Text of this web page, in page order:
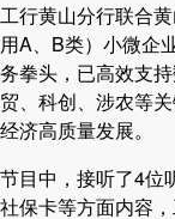
工行黄山分行联合
用A、B类）小微企
务拳头，已高效支
贸、科创、涉农等
经济高质量发展。
节目中，接听了4位
社保卡等方面内容